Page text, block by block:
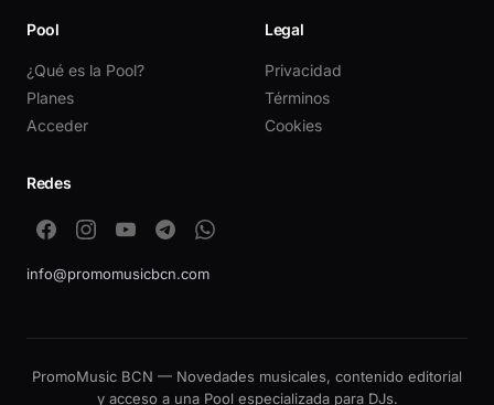
Pool
¿Qué es la Pool?
Planes
Acceder
Legal
Privacidad
Términos
Cookies
Redes
info@promomusicbcn.com
PromoMusic BCN — Novedades musicales, contenido editorial
y acceso a una Pool especializada para DJs.